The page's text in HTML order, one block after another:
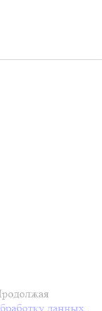
данных .